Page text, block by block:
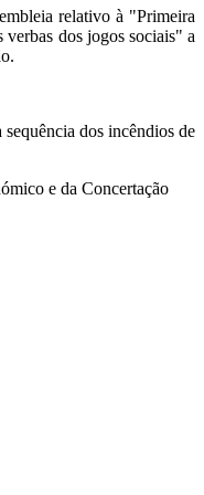
relativo à "Primeira
dos jogos sociais" a
dos incêndios de
e da Concertação